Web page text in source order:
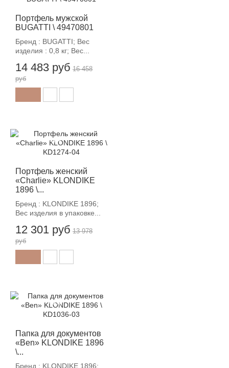
Портфель мужской
BUGATTI \ 49470801
Бренд : BUGATTI; Вес
изделия : 0,8 кг; Вес...
14 483 руб 16 458
руб
Портфель женский
«Charlie» KLONDIKE
1896 \...
Бренд : KLONDIKE 1896;
Вес изделия в упаковке...
12 301 руб
-12%
13 978
руб
Папка для документов
«Ben» KLONDIKE 1896
\...
Бренд : KLONDIKE 1896;
-12%